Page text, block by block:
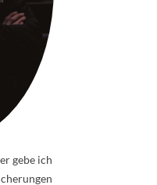
gebe ich